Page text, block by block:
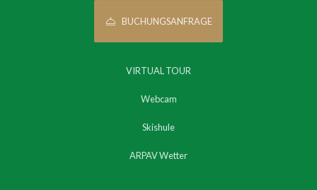
BUCHUNGSANFRAGE
VIRTUAL TOUR
Webcam
Skishule
ARPAV Wetter